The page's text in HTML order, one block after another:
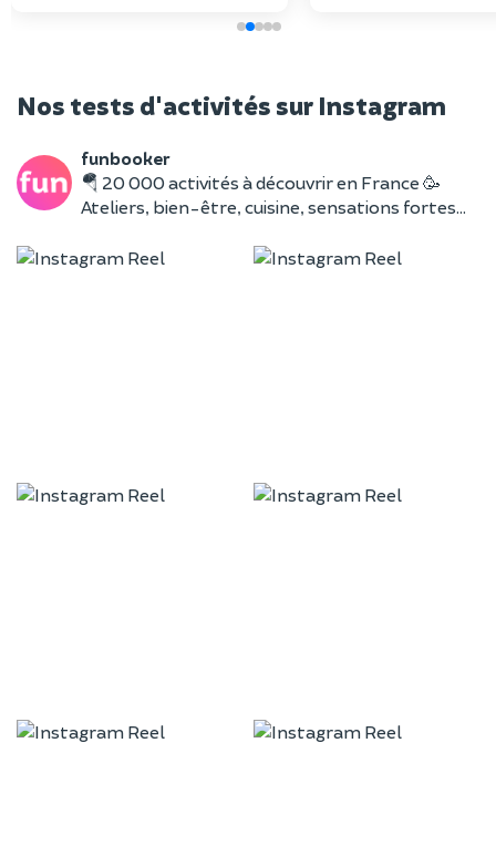
Nos tests d'activités sur Instagram
funbooker
🪂 20 000 activités à découvrir en France 🥳
Ateliers, bien-être, cuisine, sensations fortes…